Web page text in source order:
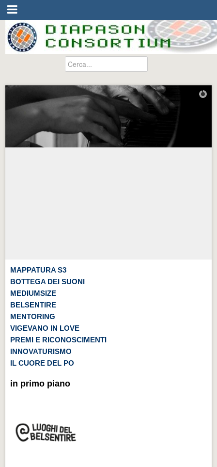
MAPPATURA S3
BOTTEGA DEI SUONI
MEDIUMSIZE
BELSENTIRE
MENTORING
VIGEVANO IN LOVE
PREMI E RICONOSCIMENTI
INNOVATURISMO
IL CUORE DEL PO
in primo piano